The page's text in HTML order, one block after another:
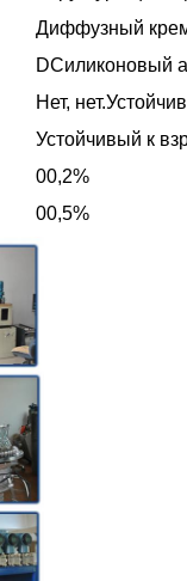
Диффузный
DСиликоновый
Нет, нет.
Устойчивый к
00,2%
00,5%